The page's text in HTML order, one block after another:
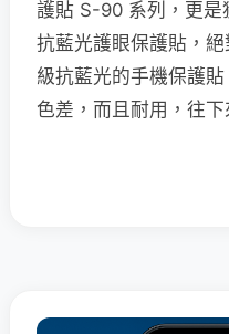
護貼 S-90 系列，更是
抗藍光護眼保護貼，
級抗藍光的手機保護
色差，而且耐用，往